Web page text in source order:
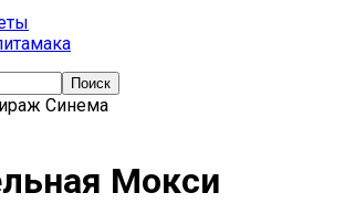
Синема
Мокси